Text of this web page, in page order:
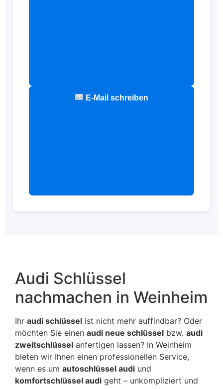
E-Mail schreiben
Audi Schlüssel
nachmachen in Weinheim
Ihr audi schlüssel ist nicht mehr auffindbar? Oder
möchten Sie einen audi neue schlüssel bzw. audi
zweitschlüssel anfertigen lassen? In Weinheim
bieten wir Ihnen einen professionellen Service,
wenn es um autoschlüssel audi und
komfortschlüssel audi geht – unkompliziert und